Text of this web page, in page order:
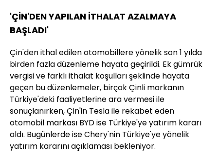
'ÇİN'DEN YAPILAN İTHALAT AZALMAYA
BAŞLADI'
Çin'den ithal edilen otomobillere yönelik son 1 yılda
birden fazla düzenleme hayata geçirildi. Ek gümrük
vergisi ve farklı ithalat koşulları şeklinde hayata
geçen bu düzenlemeler, birçok Çinli markanın
Türkiye'deki faaliyetlerine ara vermesi ile
sonuçlanırken, Çin'in Tesla ile rekabet eden
otomobil markası BYD ise Türkiye'ye yatırım kararı
aldı. Bugünlerde ise Chery'nin Türkiye'ye yönelik
yatırım kararını açıklaması bekleniyor.